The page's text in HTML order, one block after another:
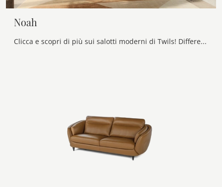
Noah
Clicca e scopri di più sui salotti moderni di Twils! Differenti modelli di divani, come Noah, ti aspettano.